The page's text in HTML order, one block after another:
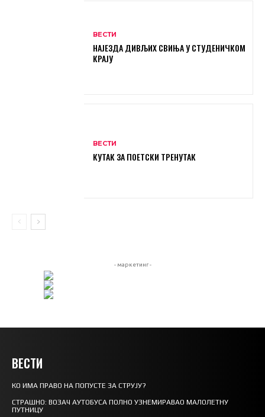
ВЕСТИ
НАЈЕЗДА ДИВЉИХ СВИЊА У СТУДЕНИЧКОМ
КРАЈУ
ВЕСТИ
КУТАК ЗА ПОЕТСКИ ТРЕНУТАК
- маркетинг -
ВЕСТИ
КО ИМА ПРАВО НА ПОПУСТЕ ЗА СТРУЈУ?
СТРАШНО: ВОЗАЧ АУТОБУСА ПОЛНО УЗНЕМИРАВАО МАЛОЛЕТНУ
ПУТНИЦУ